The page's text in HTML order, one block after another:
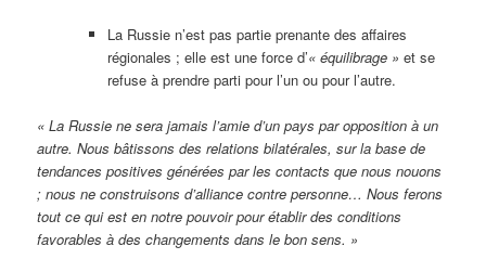
La Russie n’est pas partie prenante des affaires
régionales ; elle est une force d’« équilibrage » et se
refuse à prendre parti pour l’un ou pour l’autre.
« La Russie ne sera jamais l’amie d’un pays par opposition à un
autre. Nous bâtissons des relations bilatérales, sur la base de
tendances positives générées par les contacts que nous nouons
; nous ne construisons d’alliance contre personne… Nous ferons
tout ce qui est en notre pouvoir pour établir des conditions
favorables à des changements dans le bon sens. »